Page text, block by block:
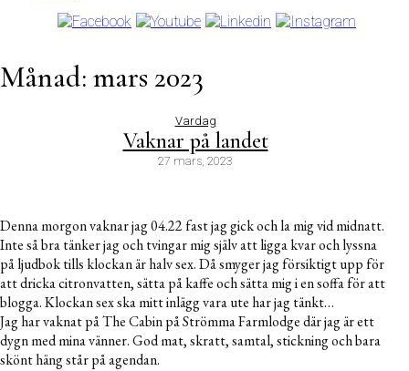
Månad: mars 2023
Vardag
Vaknar på landet
27 mars, 2023
Denna morgon vaknar jag 04.22 fast jag gick och la mig vid midnatt.
Inte så bra tänker jag och tvingar mig själv att ligga kvar och lyssna
på ljudbok tills klockan är halv sex. Då smyger jag försiktigt upp för
att dricka citronvatten, sätta på kaffe och sätta mig i en soffa för att
blogga. Klockan sex ska mitt inlägg vara ute har jag tänkt…
Jag har vaknat på The Cabin på Strömma Farmlodge där jag är ett
dygn med mina vänner. God mat, skratt, samtal, stickning och bara
skönt häng står på agendan.